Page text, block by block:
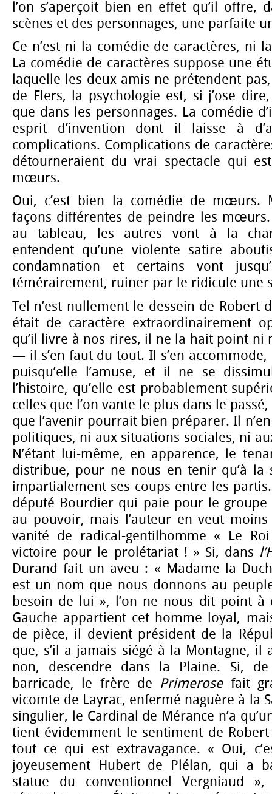
l’on s’aperçoit bien en effet qu’il offre,
scènes et des personnages, une parfaite
Ce n’est ni la comédie de caractères, ni
La comédie de caractères suppose une
laquelle les deux amis ne prétendent
de Flers, la psychologie est, si j’ose
que dans les personnages. La comédie
esprit d’invention dont il laisse à
complications. Complications de
détourneraient du vrai spectacle qui
mœurs.
Oui, c’est bien la comédie de mœurs.
façons différentes de peindre les
au tableau, les autres vont à la
entendent qu’une violente satire
condamnation et certains vont
témérairement, ruiner par le ridicule une
Tel n’est nullement le dessein de Robert
était de caractère extraordinairement
qu’il livre à nos rires, il ne la hait point ni
— il s’en faut du tout. Il s’en accommode,
puisqu’elle l’amuse, et il ne se
l’histoire, qu’elle est probablement
celles que l’on vante le plus dans le
que l’avenir pourrait bien préparer. Il
politiques, ni aux situations sociales, ni
N’étant lui-même, en apparence, le
distribue, pour ne nous en tenir qu’à
impartialement ses coups entre les
député Bourdier qui paie pour le groupe
au pouvoir, mais l’auteur en veut moins
vanité de radical-gentilhomme « Le
victoire pour le prolétariat ! » Si, dans
Durand fait un aveu : « Madame la
est un nom que nous donnons au
besoin de lui », l’on ne nous dit point à
Gauche appartient cet homme loyal,
de pièce, il devient président de la
que, s’il a jamais siégé à la Montagne, il
non, descendre dans la Plaine. Si,
barricade, le frère de Primerose fait
vicomte de Layrac, enfermé naguère à la
singulier, le Cardinal de Mérance n’a
tient évidemment le sentiment de
tout ce qui est extravagance. « Oui,
joyeusement Hubert de Plélan, qui a
statue du conventionnel Vergniaud